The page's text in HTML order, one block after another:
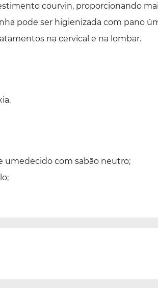
courvin, proporcionando
pode ser higienizada com pano
na cervical e na lombar.
umedecido com sabão neutro;